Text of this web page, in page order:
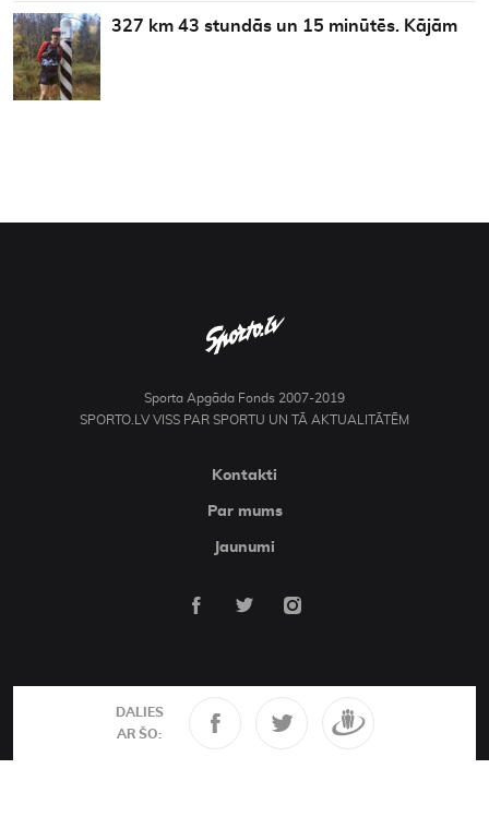
DALIES
AR ŠO:
327 km 43 stundās un 15 minūtēs. Kājām
Sporta Apgāda Fonds 2007-2019
SPORTO.LV VISS PAR SPORTU UN TĀ AKTUALITĀTĒM
Kontakti
Par mums
Jaunumi